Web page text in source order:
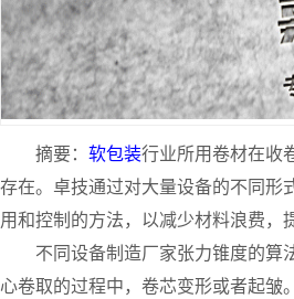
摘要： 软包装行业所用卷材在收
存在。卓技通过对大量设备的不同形
用和控制的方法，以减少材料浪费，
不同设备制造厂家张力锥度的算
心卷取的过程中，卷芯变形或者起皱